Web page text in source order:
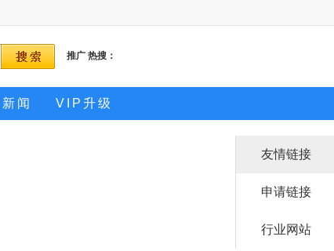
推广 热搜：
闻 VIP升级
友情链接
申请链接
行业网站